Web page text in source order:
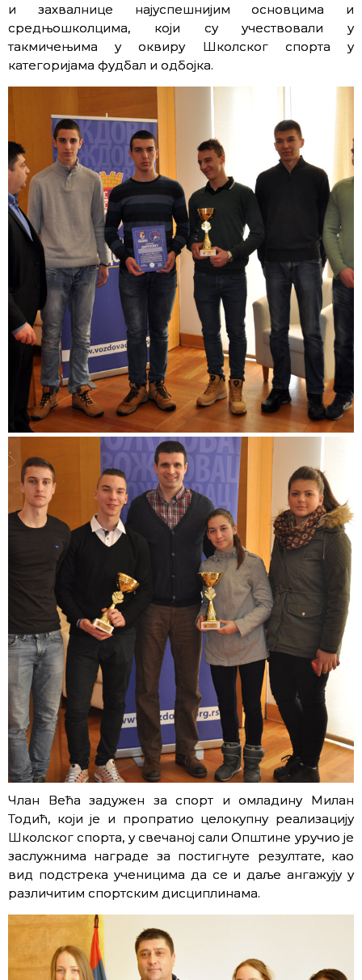
и захвалнице најуспешнијим основцима и
средњошколцима, који су учествовали у
такмичењима у оквиру Школског спорта у
категоријама фудбал и одбојка.
Члан Већа задужен за спорт и омладину Милан
Тодић, који је и пропратио целокупну реализацију
Школског спорта, у свечаној сали Општине уручио је
заслужнима награде за постигнуте резултате, као
вид подстрека ученицима да се и даље ангажују у
различитим спортским дисциплинама.